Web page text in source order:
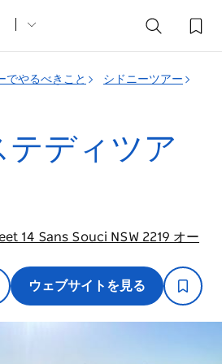
でやるべきこと
シドニーツアー
テディツア
14 Sans Souci NSW 2219 オー
ウェブサイトを見る